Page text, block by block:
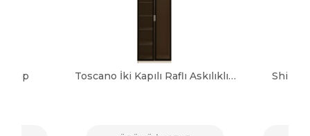
Toscano İki Kapılı Raflı Askılıklı Dolap Shine